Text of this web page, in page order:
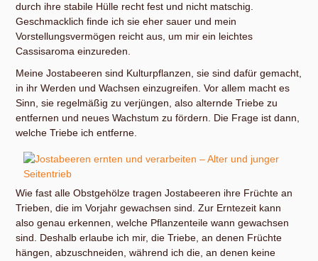
durch ihre stabile Hülle recht fest und nicht matschig.
Geschmacklich finde ich sie eher sauer und mein
Vorstellungsvermögen reicht aus, um mir ein leichtes
Cassisaroma einzureden.
Meine Jostabeeren sind Kulturpflanzen, sie sind dafür gemacht,
in ihr Werden und Wachsen einzugreifen. Vor allem macht es
Sinn, sie regelmäßig zu verjüngen, also alternde Triebe zu
entfernen und neues Wachstum zu fördern. Die Frage ist dann,
welche Triebe ich entferne.
Wie fast alle Obstgehölze tragen Jostabeeren ihre Früchte an
Trieben, die im Vorjahr gewachsen sind. Zur Erntezeit kann
also genau erkennen, welche Pflanzenteile wann gewachsen
sind. Deshalb erlaube ich mir, die Triebe, an denen Früchte
hängen, abzuschneiden, während ich die, an denen keine